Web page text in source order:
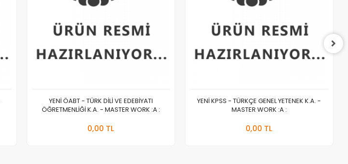
YENİ ÖABT - TÜRK DİLİ VE EDEBİYATI
ÖĞRETMENLİĞİ K.A. - MASTER WORK :A :
0,00 TL
YENİ KPSS - TÜRKÇE GENEL YETENEK K.A. -
MASTER WORK :A :
0,00 TL